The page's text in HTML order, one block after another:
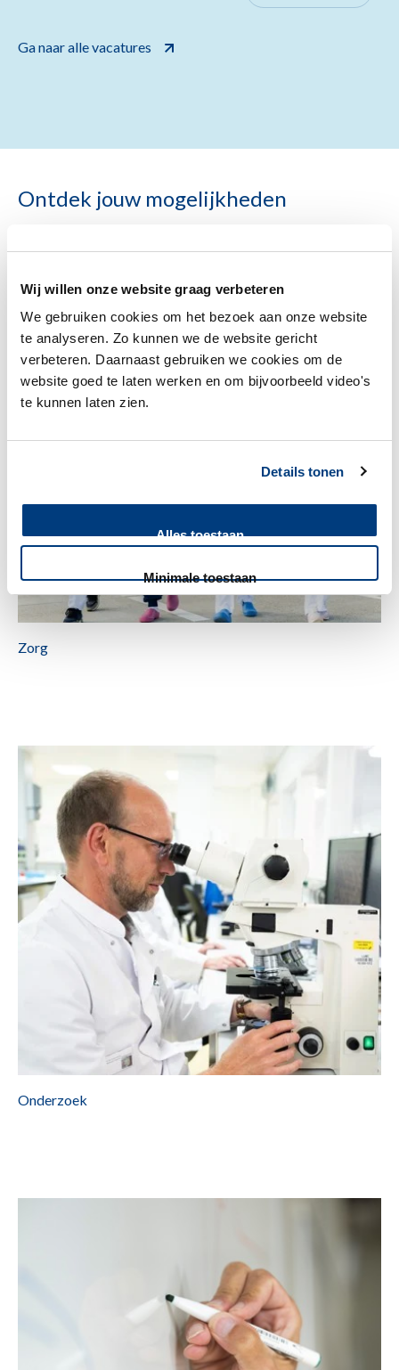
Wij willen onze website graag verbeteren
We gebruiken cookies om het bezoek aan onze website
te analyseren. Zo kunnen we de website gericht
verbeteren. Daarnaast gebruiken we cookies om de
website goed te laten werken en om bijvoorbeeld video's
te kunnen laten zien.
Details tonen
Alles toestaan
Minimale toestaan
Ga naar alle vacatures
Ontdek jouw mogelijkheden
Zorg
Onderzoek